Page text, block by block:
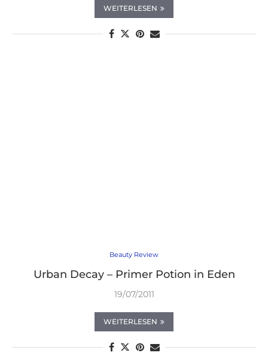
WEITERLESEN
Beauty Review
Urban Decay – Primer Potion in Eden
19/07/2011
WEITERLESEN